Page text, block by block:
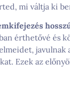
mi váltja ki
érthetővé és
javulnak
Ezek az